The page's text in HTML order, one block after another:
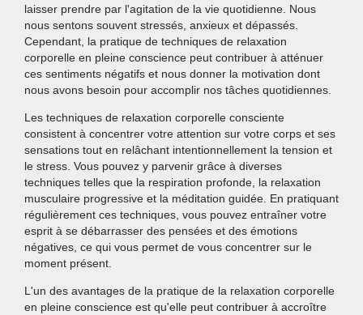
laisser prendre par l'agitation de la vie quotidienne. Nous
nous sentons souvent stressés, anxieux et dépassés.
Cependant, la pratique de techniques de relaxation
corporelle en pleine conscience peut contribuer à atténuer
ces sentiments négatifs et nous donner la motivation dont
nous avons besoin pour accomplir nos tâches quotidiennes.
Les techniques de relaxation corporelle consciente
consistent à concentrer votre attention sur votre corps et ses
sensations tout en relâchant intentionnellement la tension et
le stress. Vous pouvez y parvenir grâce à diverses
techniques telles que la respiration profonde, la relaxation
musculaire progressive et la méditation guidée. En pratiquant
régulièrement ces techniques, vous pouvez entraîner votre
esprit à se débarrasser des pensées et des émotions
négatives, ce qui vous permet de vous concentrer sur le
moment présent.
L'un des avantages de la pratique de la relaxation corporelle
en pleine conscience est qu'elle peut contribuer à accroître